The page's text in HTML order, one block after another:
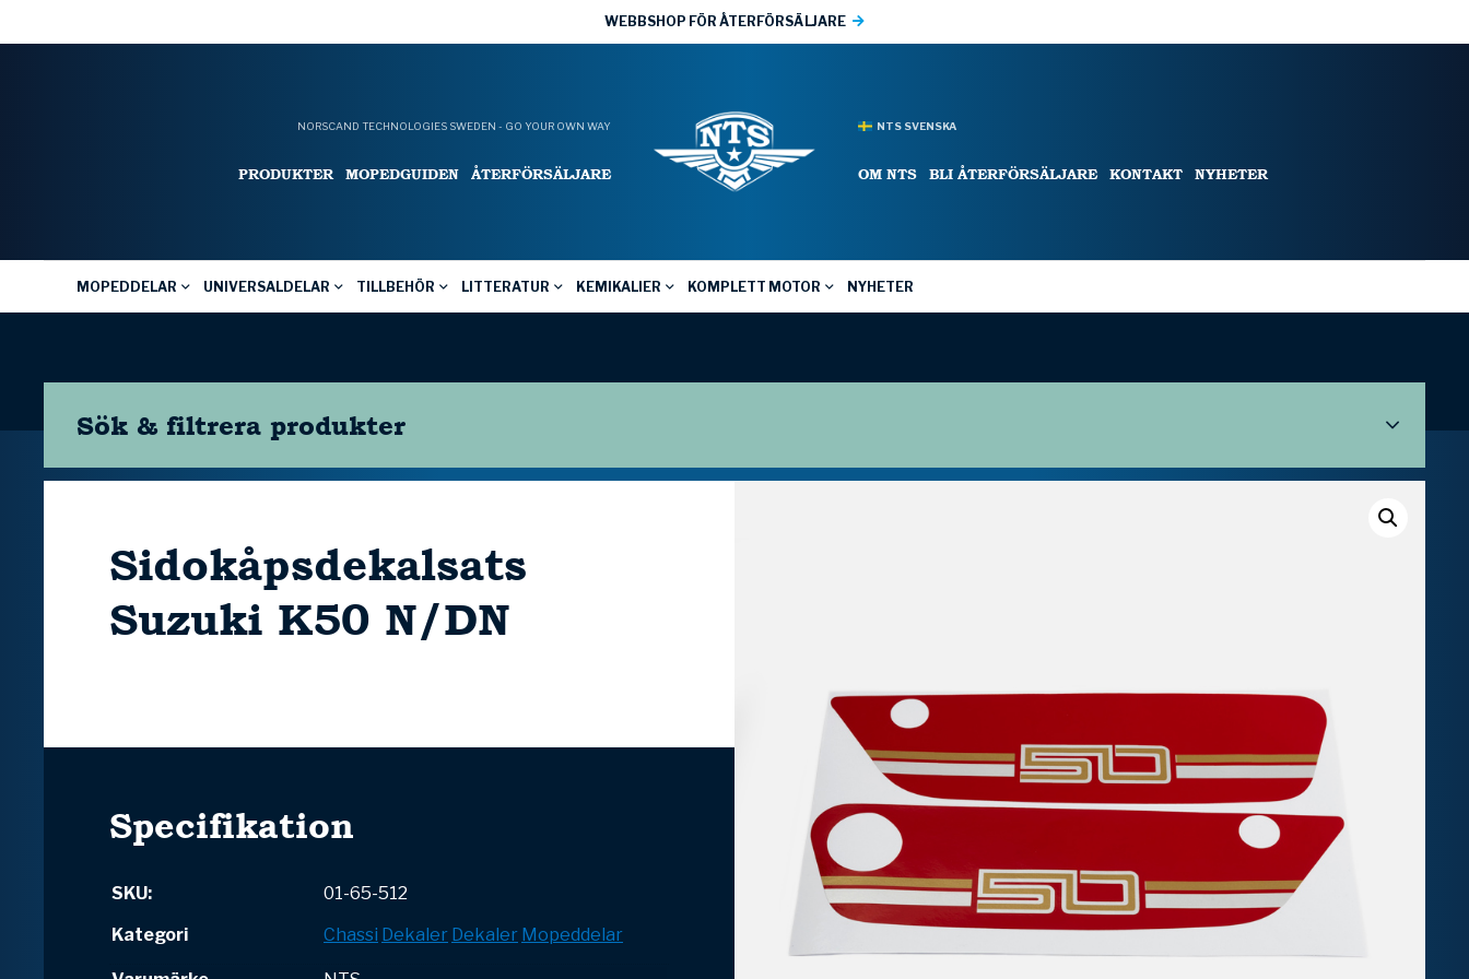
WEBBSHOP FÖR ÅTERFÖRSÄLJARE
NORSCAND TECHNOLOGIES SWEDEN - GO YOUR OWN WAY
PRODUKTER MOPEDGUIDEN ÅTERFÖRSÄLJARE
NTS SVENSKA
OM NTS BLI ÅTERFÖRSÄLJARE KONTAKT NYHETER
MOPEDDELAR UNIVERSALDELAR TILLBEHÖR LITTERATUR KEMIKALIER KOMPLETT MOTOR NYHETER
Sök & filtrera produkter
Sidokåpsdekalsats
Suzuki K50 N/DN
Specifikation
SKU:
01-65-512
Kategori
Chassi Dekaler Dekaler Mopeddelar